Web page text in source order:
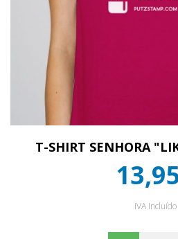
T-SHIRT SENHORA
IVA Incluído